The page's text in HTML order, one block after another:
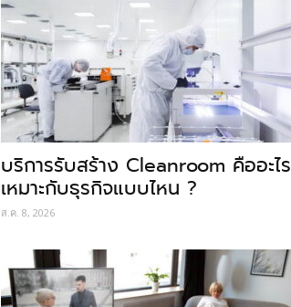
บริการรับสร้าง Cleanroom คืออะไร
เหมาะกับธุรกิจแบบไหน ?
ส.ค. 8, 2026